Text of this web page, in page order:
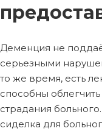
Деменция не
серьезными
то же время, есть
способны
страдания
сиделка для